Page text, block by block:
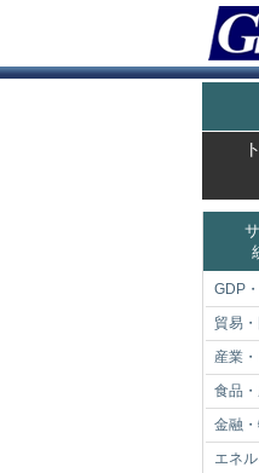
GDP
貿易
産業
食品
金融
エネ